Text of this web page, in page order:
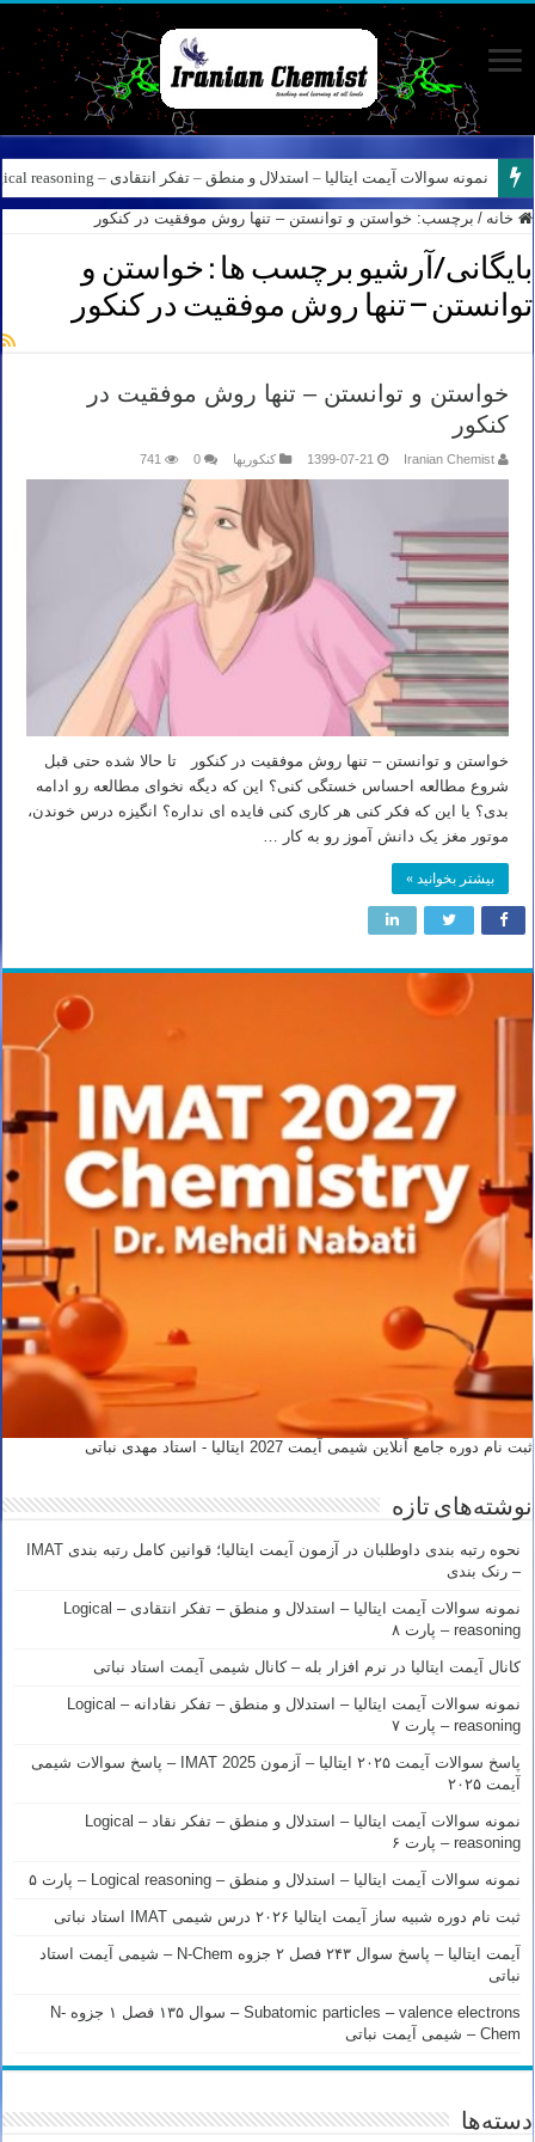
نمونه سوالات آیمت ایتالیا – استدلال و منطق – تفکر انتقادی – Logical reasoning – پارت ۸
خانه / برچسب: خواستن و توانستن – تنها روش موفقیت در کنکور
بایگانی/آرشیو برچسب ها : خواستن و
توانستن – تنها روش موفقیت در کنکور
خواستن و توانستن – تنها روش موفقیت در
کنکور
Iranian Chemist
1399-07-21 کنکوریها 0
741
خواستن و توانستن – تنها روش موفقیت در کنکور تا حالا شده حتی قبل
شروع مطالعه احساس خستگی کنی؟ این که دیگه نخوای مطالعه رو ادامه
بدی؟ یا این که فکر کنی هر کاری کنی فایده ای نداره؟ انگیزه درس خوندن،
موتور مغز یک دانش آموز رو به کار …
بیشتر بخوانید »
ثبت نام دوره جامع آنلاین شیمی آیمت 2027 ایتالیا - استاد مهدی نباتی
نوشته‌های تازه
نحوه رتبه بندی داوطلبان در آزمون آیمت ایتالیا؛ قوانین کامل رتبه بندی IMAT
– رنک بندی
نمونه سوالات آیمت ایتالیا – استدلال و منطق – تفکر انتقادی – Logical
reasoning – پارت ۸
کانال آیمت ایتالیا در نرم افزار بله – کانال شیمی آیمت استاد نباتی
نمونه سوالات آیمت ایتالیا – استدلال و منطق – تفکر نقادانه – Logical
reasoning – پارت ۷
پاسخ سوالات آیمت ۲۰۲۵ ایتالیا – آزمون IMAT 2025 – پاسخ سوالات شیمی
آیمت ۲۰۲۵
نمونه سوالات آیمت ایتالیا – استدلال و منطق – تفکر نقاد – Logical
reasoning – پارت ۶
نمونه سوالات آیمت ایتالیا – استدلال و منطق – Logical reasoning – پارت ۵
ثبت نام دوره شبیه ساز آیمت ایتالیا ۲۰۲۶ درس شیمی IMAT استاد نباتی
آیمت ایتالیا – پاسخ سوال ۲۴۳ فصل ۲ جزوه N-Chem – شیمی آیمت استاد
نباتی
Subatomic particles – valence electrons – سوال ۱۳۵ فصل ۱ جزوه N-
Chem – شیمی آیمت نباتی
دسته‌ها